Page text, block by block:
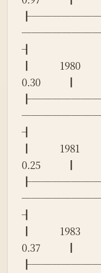
┨
┃            1980
0.30           ┃
┨
┃            1981
0.25           ┃
┨
┃            1983
0.37           ┃